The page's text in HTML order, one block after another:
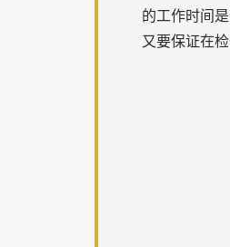
的工作时间
又要保证在